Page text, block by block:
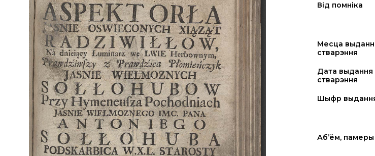
Від помніка
Месца
стварэння
Дата выдання
стварэння
Шыфр
Аб’ём, памеры